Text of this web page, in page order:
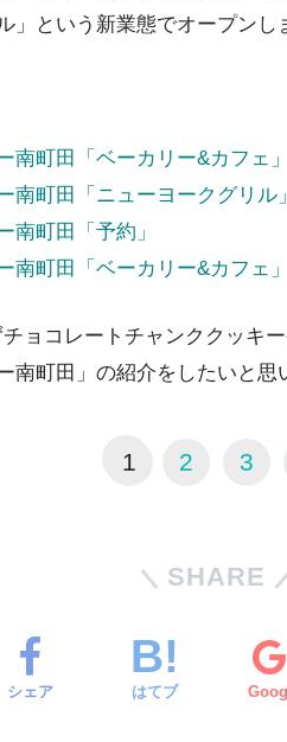
」という新業態でオープンし
町田「ベーカリー&カフェ」
町田「ニューヨークグリル」
町田「予約」
町田「ベーカリー&カフェ」
ョコレートチャンククッキ
南町田」の紹介をしたいと思
1 2 3
SHARE
シェア はてブ